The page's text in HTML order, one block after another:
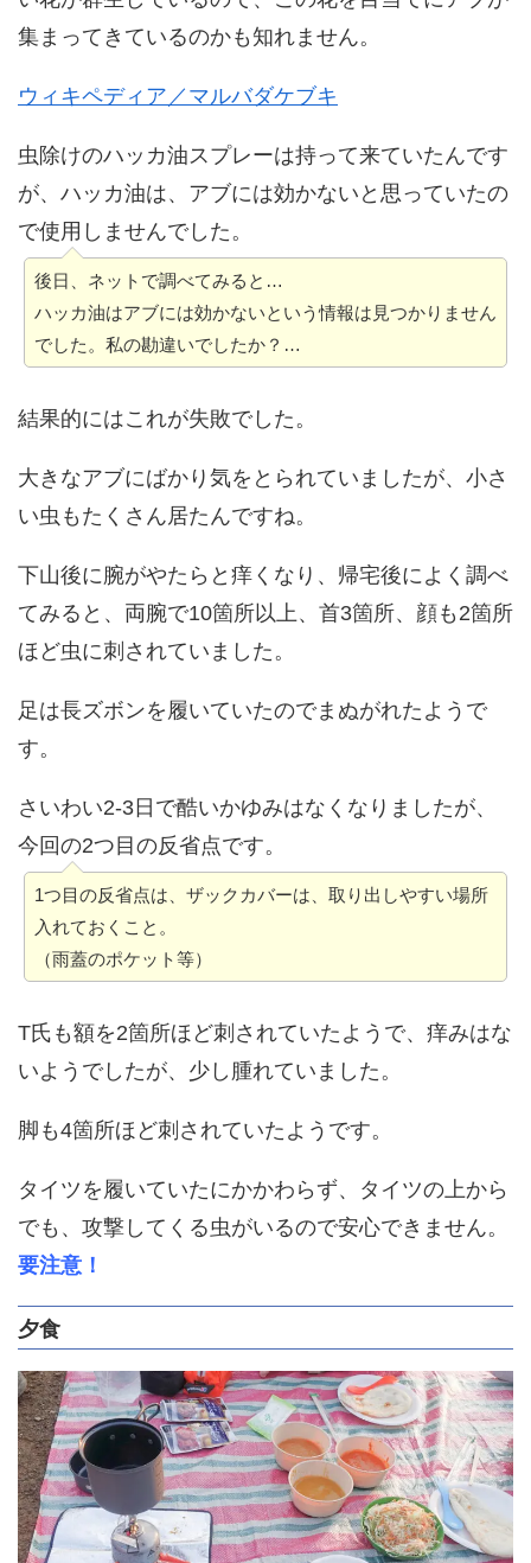
集まってきているのかも知れません。
ウィキペディア／マルバダケブキ
虫除けのハッカ油スプレーは持って来ていたんです
が、ハッカ油は、アブには効かないと思っていたの
で使用しませんでした。
後日、ネットで調べてみると…
ハッカ油はアブには効かないという情報は見つかりません
でした。私の勘違いでしたか？…
結果的にはこれが失敗でした。
大きなアブにばかり気をとられていましたが、小さ
い虫もたくさん居たんですね。
下山後に腕がやたらと痒くなり、帰宅後によく調べ
てみると、両腕で10箇所以上、首3箇所、顔も2箇所
ほど虫に刺されていました。
足は長ズボンを履いていたのでまぬがれたようで
す。
さいわい2-3日で酷いかゆみはなくなりましたが、
今回の2つ目の反省点です。
1つ目の反省点は、ザックカバーは、取り出しやすい場所
入れておくこと。
（雨蓋のポケット等）
T氏も額を2箇所ほど刺されていたようで、痒みはな
いようでしたが、少し腫れていました。
脚も4箇所ほど刺されていたようです。
タイツを履いていたにかかわらず、タイツの上から
でも、攻撃してくる虫がいるので安心できません。
要注意！
夕食